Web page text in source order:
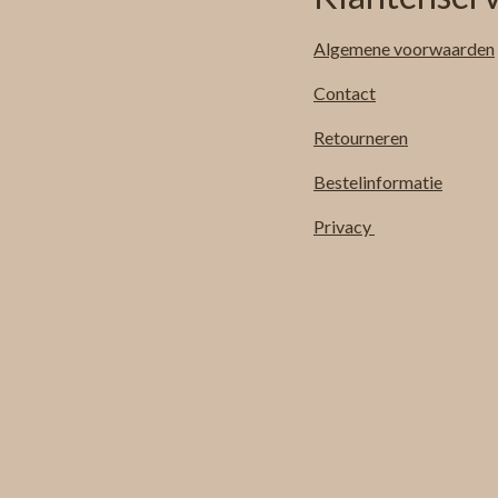
Algemenevoorwaarden
Contact
Retourneren
Bestelinformatie
Privacy